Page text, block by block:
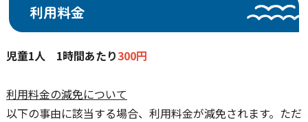
利用料金
児童1人 1時間あたり300円
利用料金の減免について
以下の事由に該当する場合、利用料金が減免されます。ただ